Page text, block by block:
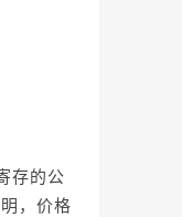
存的公
，价格